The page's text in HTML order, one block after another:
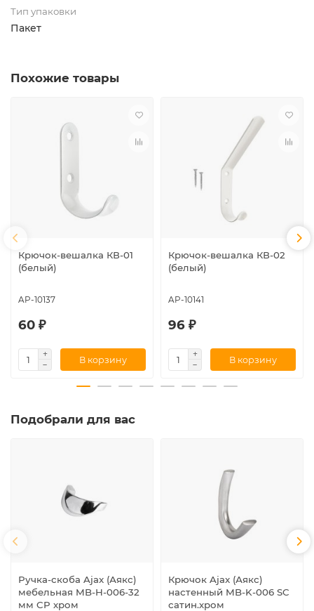
Тип упаковки
Пакет
Похожие товары
Крючок-вешалка КВ-01
(белый)
AP-10137
60 ₽
В корзину
Крючок-вешалка КВ-02
(белый)
AP-10141
96 ₽
В корзину
Подобрали для вас
Ручка-скоба Ajax (Аякс)
мебельная MB-H-006-32
мм CP хром
Крючок Ajax (Аякс)
настенный MB-K-006 SC
сатин.хром